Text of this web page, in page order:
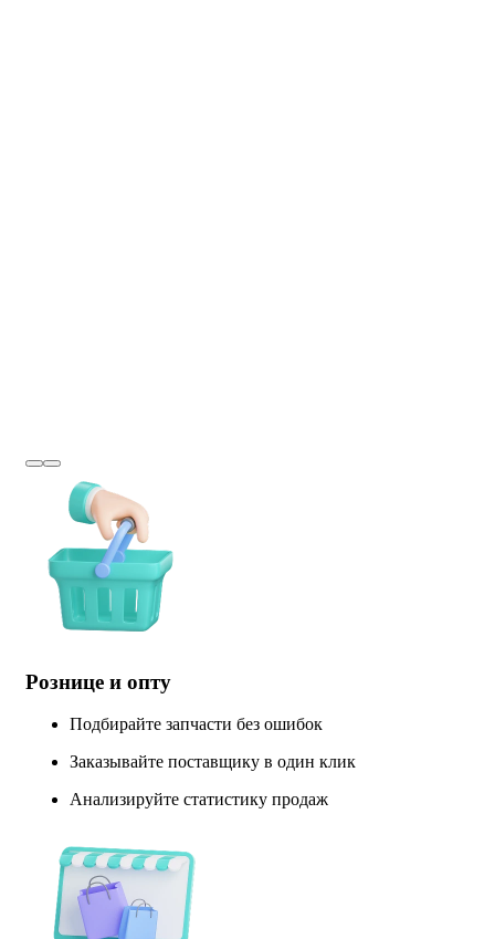
Рознице и опту
Подбирайте запчасти без ошибок
Заказывайте поставщику в один клик
Анализируйте статистику продаж